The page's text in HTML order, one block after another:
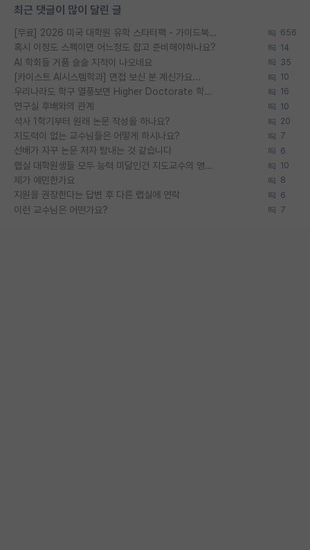
최근 댓글이 많이 달린 글
[무료] 2026 미국 대학원 유학 스타터팩 - 가이드북 & 합격자 컨택메일 템플릿 656
혹시 이정도 스펙이면 어느정도 잡고 준비해야하나요? 14
AI 학회들 거품 슬슬 지적이 나오네요 35
[카이스트 AI시스템학과] 면접 보신 분 계신가요... 10
우리나라도 학구 열풍보면 Higher Doctorate 학위가 필요하다고 봅니다. 16
연구실 후배와의 관계 10
석사 1학기부터 원래 논문 작성을 하나요? 20
지도력이 없는 교수님들은 어떻게 하시나요? 7
선배가 자꾸 논문 저자 탐내는 것 같습니다 6
랩실 대학원생들 모두 능력 미달인건 지도교수의 영향 아닌가? 10
제가 예민한가요 8
지원을 권장한다는 답변 후 다른 랩실에 연락 6
이런 교수님은 어떤가요? 7